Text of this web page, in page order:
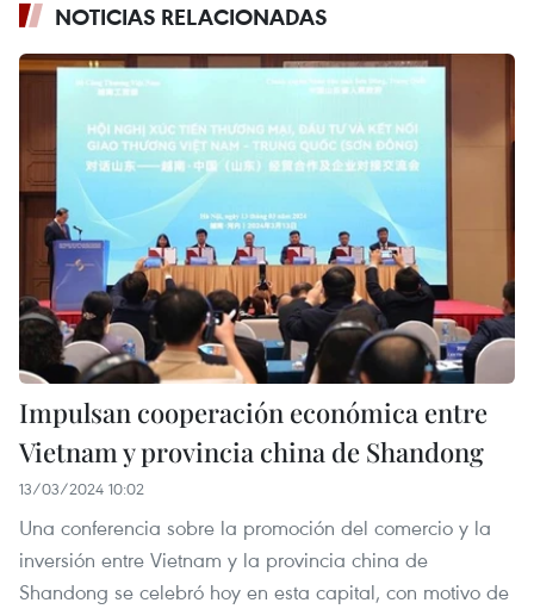
NOTICIAS RELACIONADAS
Impulsan cooperación económica entre
Vietnam y provincia china de Shandong
13/03/2024 10:02
Una conferencia sobre la promoción del comercio y la
inversión entre Vietnam y la provincia china de
Shandong se celebró hoy en esta capital, con motivo de